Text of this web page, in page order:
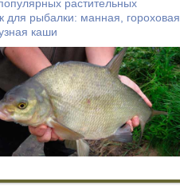
растительных
для рыбалки: манная, гороховая
каши